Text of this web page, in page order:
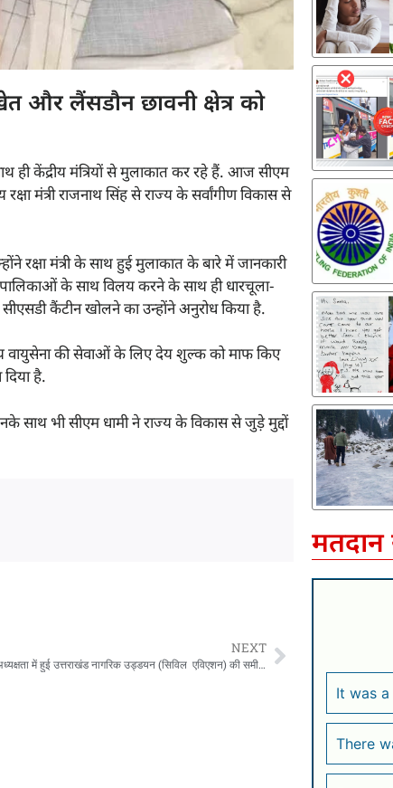
और लैंसडौन छावनी क्षेत्र को
ही केंद्रीय मंत्रियों से मुलाकात कर रहे हैं. आज सीएम
मंत्री राजनाथ सिंह से राज्य के सर्वांगीण विकास से
रक्षा मंत्री के साथ हुई मुलाकात के बारे में जानकारी
के साथ विलय करने के साथ ही धारचूला-
कैंटीन खोलने का उन्होंने अनुरोध किया है.
वायुसेना की सेवाओं के लिए देय शुल्क को माफ किए
है.
साथ भी सीएम धामी ने राज्य के विकास से जुड़े मुद्दों
NEXT
मुख्य सचिव आनंद बर्धन की अध्यक्षता में हुई उत्तराखंड नागरिक उड्डयन (सिविल एविएशन) की समीक्षा बैठक
मतदान
It was
There